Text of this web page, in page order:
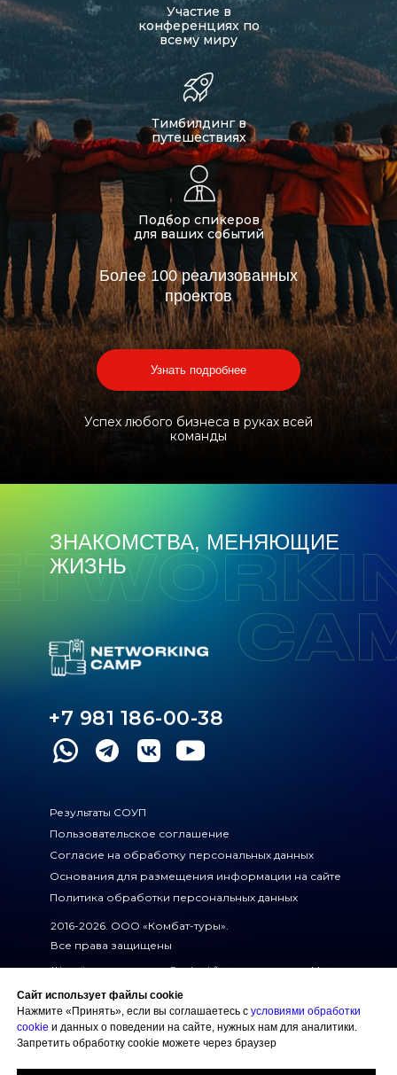
Более 100 реализованных
проектов
Успех любого бизнеса в руках всей
команды
Узнать подробнее
Тимбилдинг в
путешествиях
Подбор спикеров
для ваших событий
Участие в
конференциях по
всему миру
ЗНАКОМСТВА, МЕНЯЮЩИЕ
ЖИЗНЬ
2016-2026. ООО «Комбат-туры».
Все права защищены
+7 981 186-00-38
Создание сайта Mehanik Design
Основания для размещения информации на сайте
Результаты СОУП
Пользовательское соглашение
Согласие на обработку персональных данных
*На сайте есть ссылки на Facebook/Instagram — проект Meta
Строим вместе Русский Кэмп на AfrikaBurn,
подробности на сайте
Политика обработки персональных данных
Сайт использует файлы cookie
Нажмите «Принять», если вы соглашаетесь с условиями обработки
cookie и данных о поведении на сайте, нужных нам для аналитики.
Запретить обработку cookie можете через браузер